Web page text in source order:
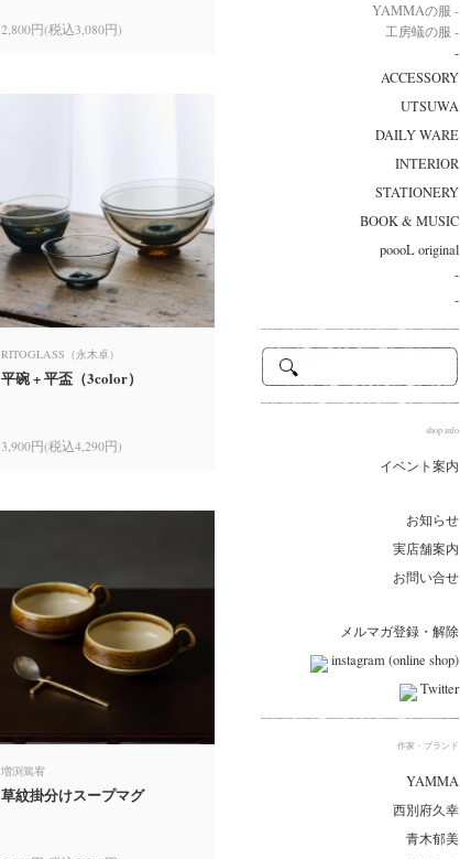
2,800円(税込3,080円)
RITOGLASS（永木卓）
平碗 + 平盃（3color）
3,900円(税込4,290円)
増渕篤宥
草紋掛分けスープマグ
YAMMAの服 -
工房蟻の服 -
-
ACCESSORY
UTSUWA
DAILY WARE
INTERIOR
STATIONERY
BOOK & MUSIC
poooL original
-
-
shop info
イベント案内
お知らせ
実店舗案内
お問い合せ
メルマガ登録・解除
instagram (online shop)
Twitter
作家・ブランド
YAMMA
西別府久幸
青木郁美